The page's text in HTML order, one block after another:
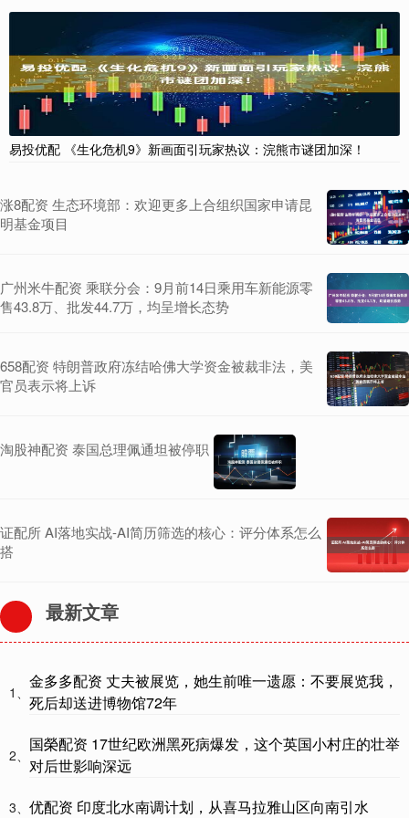
易投优配 《生化危机9》新画面引玩家热议：浣熊市谜团加深！
涨8配资 生态环境部：欢迎更多上合组织国家申请昆
明基金项目
广州米牛配资 乘联分会：9月前14日乘用车新能源零
售43.8万、批发44.7万，均呈增长态势
658配资 特朗普政府冻结哈佛大学资金被裁非法，美
官员表示将上诉
淘股神配资 泰国总理佩通坦被停职
证配所 AI落地实战-AI简历筛选的核心：评分体系怎么
搭
最新文章
1、
金多多配资 丈夫被展览，她生前唯一遗愿：不要展览我，
死后却送进博物馆72年
2、
国榮配资 17世纪欧洲黑死病爆发，这个英国小村庄的壮举
对后世影响深远
3、 优配资 印度北水南调计划，从喜马拉雅山区向南引水